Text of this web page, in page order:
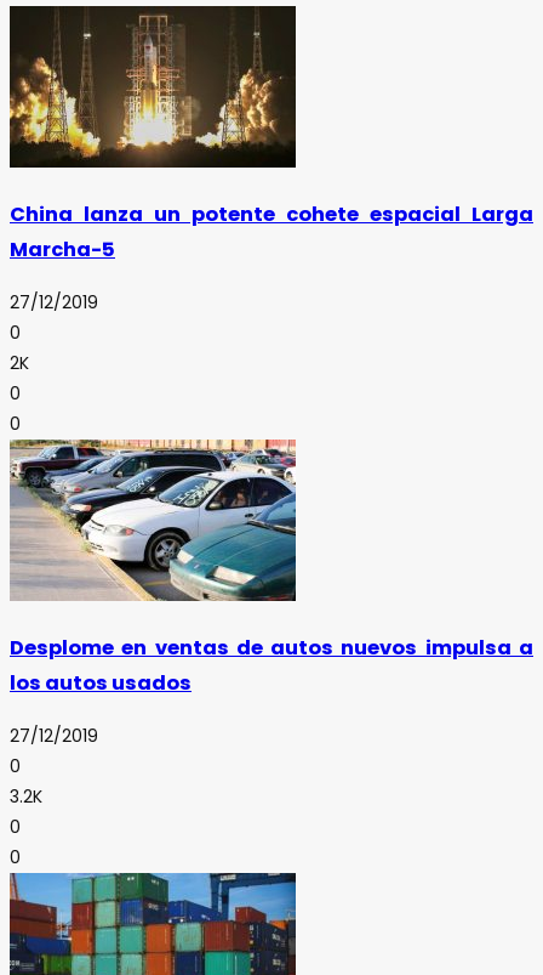
China lanza un potente cohete espacial Larga
Marcha-5
27/12/2019
0
2K
0
0
Desplome en ventas de autos nuevos impulsa a
los autos usados
27/12/2019
0
3.2K
0
0